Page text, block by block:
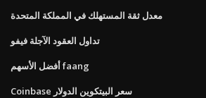
معدل ثقة المستهلك في المملكة المتحدة
تداول العقود الآجلة فيفو
أفضل الأسهم faang
Coinbase سعر البيتكوين الدولار